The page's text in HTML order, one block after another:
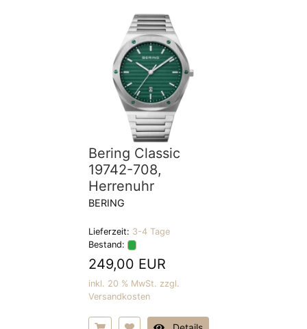
Bering Classic
19742-708,
Herrenuhr
BERING
Lieferzeit: 3-4 Tage
Bestand:
249,00 EUR
inkl. 20 % MwSt. zzgl.
Versandkosten